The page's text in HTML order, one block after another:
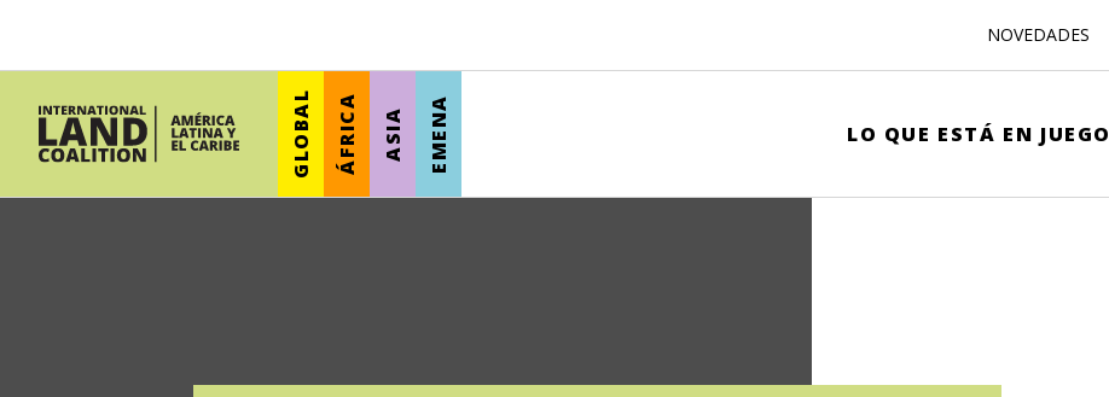
NOVEDADES
GLOBAL ÁFRICA ASIA EMENA LO QUE ESTÁ EN JUEGO